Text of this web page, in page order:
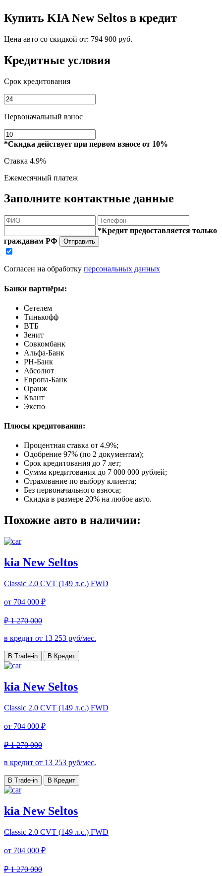
Купить KIA New Seltos в кредит
Цена авто со скидкой от: 794 900 руб.
Кредитные условия
Срок кредитования
Первоначальный взнос
*Скидка действует при первом взносе от 10%
Ставка 4.9%
Ежемесячный платеж
Заполните контактные данные
*Кредит предоставляется только
гражданам РФ
Отправить
Согласен на обработку персональных данных
Банки партнёры:
Сетелем
Тинькофф
ВТБ
Зенит
Совкомбанк
Альфа-Банк
РН-Банк
Абсолют
Европа-Банк
Оранж
Квант
Экспо
Плюсы кредитования:
Процентная ставка от 4.9%;
Одобрение 97% (по 2 документам);
Срок кредитования до 7 лет;
Сумма кредитования до 7 000 000 рублей;
Страхование по выбору клиента;
Без первоначального взноса;
Скидка в размере 20% на любое авто.
Похожие авто в наличии:
kia New Seltos
Classic 2.0 CVT (149 л.с.) FWD
от 704 000 ₽
₽ 1 270 000
в кредит от 13 253 руб/мес.
В Trade-in В Кредит
kia New Seltos
Classic 2.0 CVT (149 л.с.) FWD
от 704 000 ₽
₽ 1 270 000
в кредит от 13 253 руб/мес.
В Trade-in В Кредит
kia New Seltos
Classic 2.0 CVT (149 л.с.) FWD
от 704 000 ₽
₽ 1 270 000